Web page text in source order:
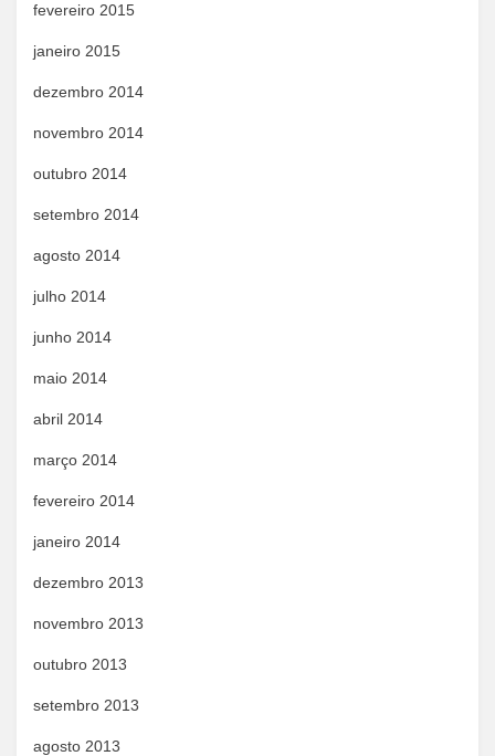
fevereiro 2015
janeiro 2015
dezembro 2014
novembro 2014
outubro 2014
setembro 2014
agosto 2014
julho 2014
junho 2014
maio 2014
abril 2014
março 2014
fevereiro 2014
janeiro 2014
dezembro 2013
novembro 2013
outubro 2013
setembro 2013
agosto 2013